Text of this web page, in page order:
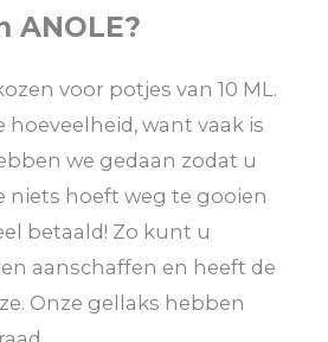
ANOLE?
voor potjes van 10 ML.
hoeveelheid, want vaak is
we gedaan zodat u
niets hoeft weg te gooien
betaald! Zo kunt u
aanschaffen en heeft de
Onze gellaks hebben